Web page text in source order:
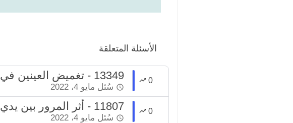
الأسئلة المتعلقة
0 13349 - تغميض العينين في الصلاة
سُئل مايو 4، 2022
0 11807 - أثر المرور بين يدي المصلي في قطع الصلاة
سُئل مايو 4، 2022